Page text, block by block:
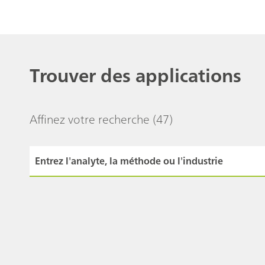
Trouver des applications
Affinez votre recherche (47)